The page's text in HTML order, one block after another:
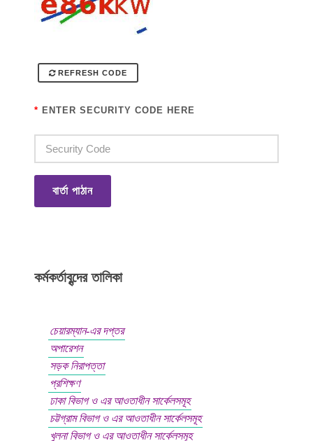
REFRESH CODE
* ENTER SECURITY CODE HERE
বার্তা পাঠান
কর্মকর্তাবৃন্দের তালিকা
চেয়ারম্যান-এর দপ্তর
অপারেশন
সড়ক নিরাপত্তা
প্রশিক্ষণ
ঢাকা বিভাগ ও এর আওতাধীন সার্কেলসমূহ
চট্টগ্রাম বিভাগ ও এর আওতাধীন সার্কেলসমূহ
খুলনা বিভাগ ও এর আওতাধীন সার্কেলসমূহ